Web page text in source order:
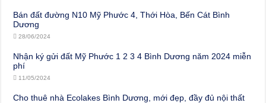
Bán đất đường N10 Mỹ Phước 4, Thới Hòa, Bến Cát Bình
Dương
28/06/2024
Nhận ký gửi đất Mỹ Phước 1 2 3 4 Bình Dương năm 2024 miễn
phí
11/05/2024
Cho thuê nhà Ecolakes Bình Dương, mới đẹp, đầy đủ nội thất